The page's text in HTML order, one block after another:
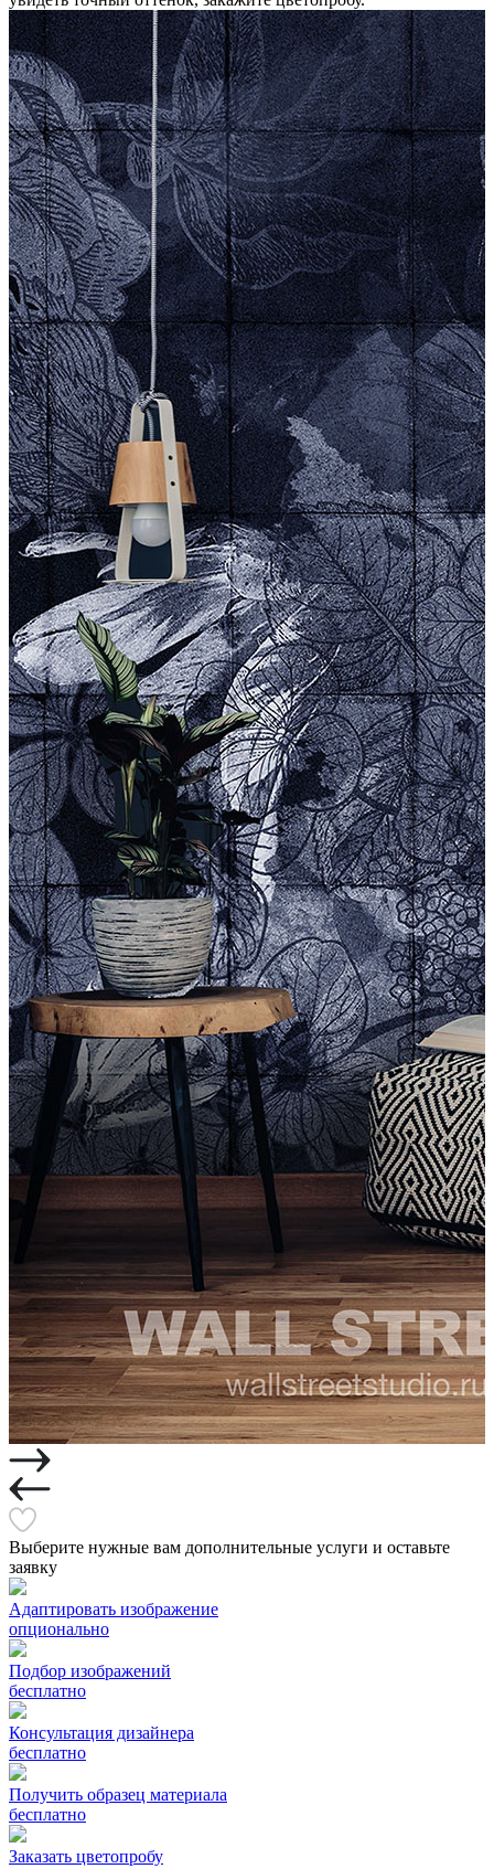
Выберите нужные вам дополнительные услуги и оставьте
заявку
Адаптировать изображение
опционально
Подбор изображений
бесплатно
Консультация дизайнера
бесплатно
Получить образец материала
бесплатно
Заказать цветопробу